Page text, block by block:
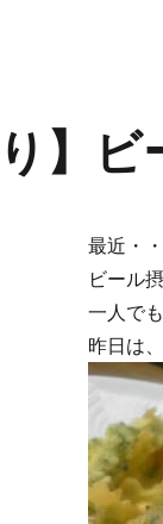
】
最近・
ビール
一人で
昨日は